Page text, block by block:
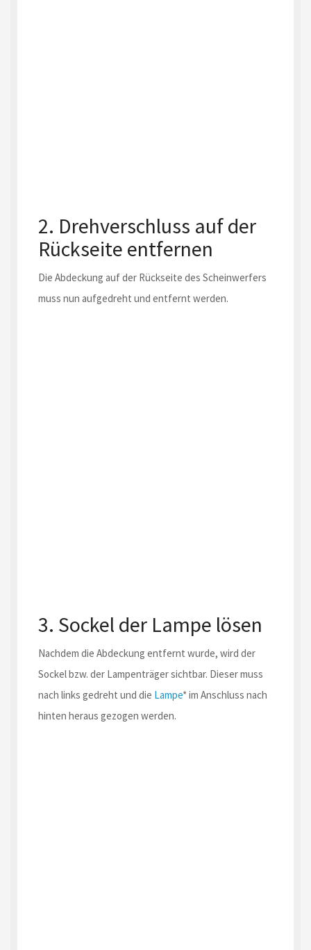
2. Drehverschluss auf der
Rückseite entfernen
Die Abdeckung auf der Rückseite des Scheinwerfers
muss nun aufgedreht und entfernt werden.
3. Sockel der Lampe lösen
Nachdem die Abdeckung entfernt wurde, wird der
Sockel bzw. der Lampenträger sichtbar. Dieser muss
nach links gedreht und die Lampe* im Anschluss nach
hinten heraus gezogen werden.